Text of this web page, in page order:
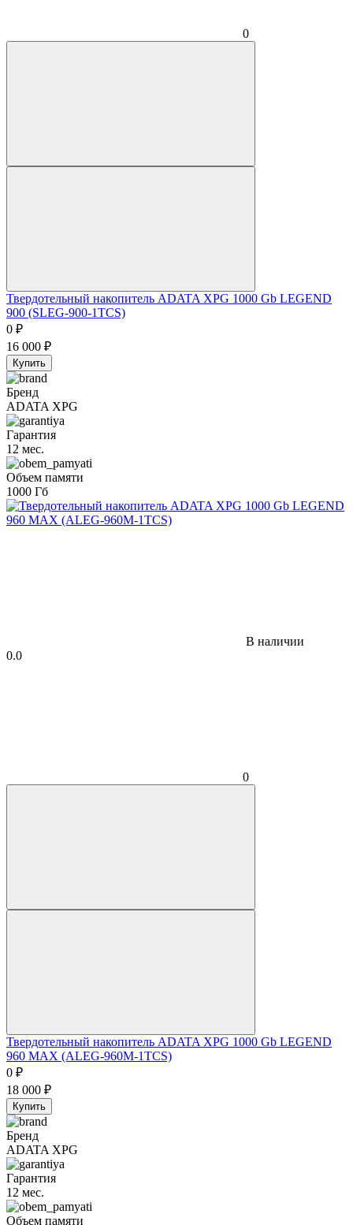
0
Твердотельный накопитель ADATA XPG 1000 Gb LEGEND
900 (SLEG-900-1TCS)
0 ₽
16 000 ₽
Купить
Бренд
ADATA XPG
Гарантия
12 мес.
Объем памяти
1000 Гб
В наличии
0.0
0
Твердотельный накопитель ADATA XPG 1000 Gb LEGEND
960 MAX (ALEG-960M-1TCS)
0 ₽
18 000 ₽
Купить
Бренд
ADATA XPG
Гарантия
12 мес.
Объем памяти